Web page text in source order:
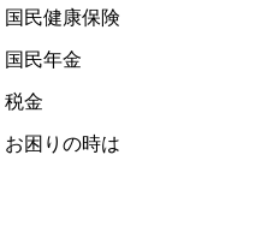
国民健康保険
国民年金
税金
お困りの時は